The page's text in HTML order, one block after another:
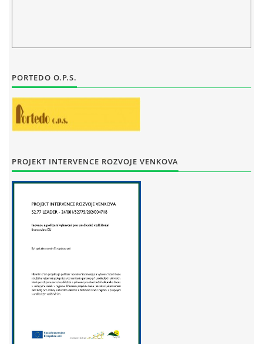
zus.stankov@tiscali.cz
© 2026 eStránky.cz |Tisk|Aktualizováno: 29. 7. 2026|Nahoru ↑
PORTEDO O.P.S.
PROJEKT INTERVENCE ROZVOJE VENKOVA